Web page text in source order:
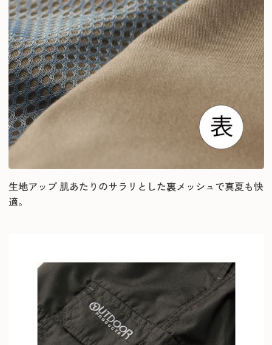
生地アップ 肌あたりのサラリとした裏メッシュで真夏も快
適。